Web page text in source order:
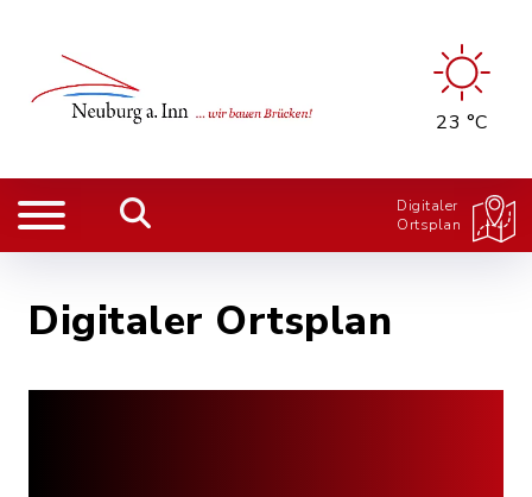
23 °C
Digitaler
Ortsplan
Digitaler Ortsplan